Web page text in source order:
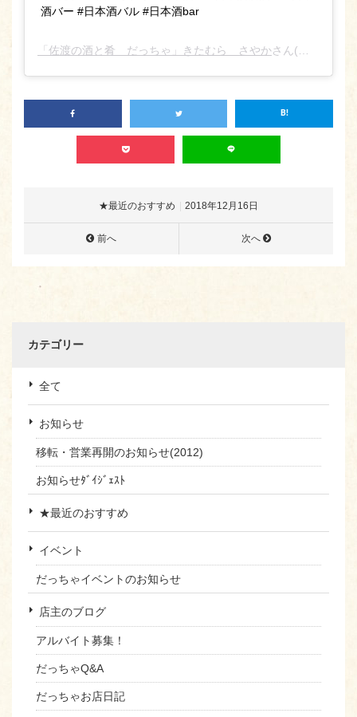
酒バー #日本酒バル #日本酒bar
「佐渡の酒と肴 だっちゃ」きたむら さやかさん(@sado_daccha_sa_ya_ka_)がシェアした投稿 –
★最近のおすすめ 2018年12月16日
前へ 次へ
カテゴリー
全て
お知らせ
移転・営業再開のお知らせ(2012)
お知らせﾀﾞｲｼﾞｪｽﾄ
★最近のおすすめ
イベント
だっちゃイベントのお知らせ
店主のブログ
アルバイト募集！
だっちゃQ&A
だっちゃお店日記